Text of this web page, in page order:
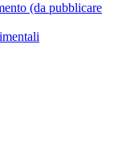
(da pubblicare